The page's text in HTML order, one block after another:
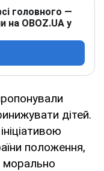
головного —
на OBOZ.UA у
дітей.
положення,
морально